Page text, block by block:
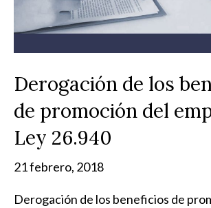
Derogación de los
de promoción del
Ley 26.940
21 febrero, 2018
Derogación de los beneficios de